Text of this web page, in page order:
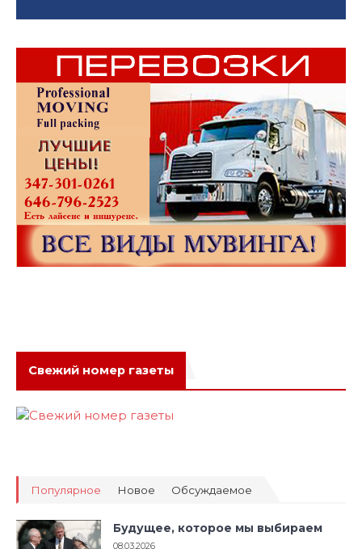
Свежий номер газеты
Популярное Новое Обсуждаемое
Будущее, которое мы выбираем
08.03.2026